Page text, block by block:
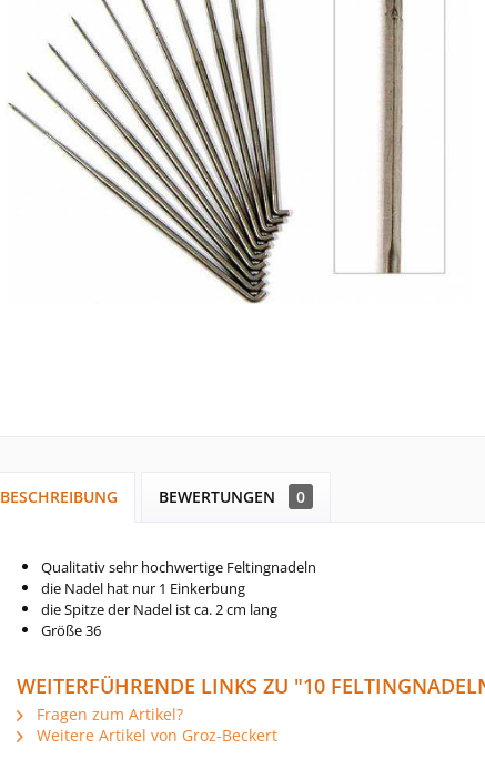
BESCHREIBUNG BEWERTUNGEN 0
Qualitativ sehr hochwertige Feltingnadeln
die Nadel hat nur 1 Einkerbung
die Spitze der Nadel ist ca. 2 cm lang
Größe 36
WEITERFÜHRENDE LINKS ZU "10
Fragen zum Artikel?
Weitere Artikel von Groz-Beckert